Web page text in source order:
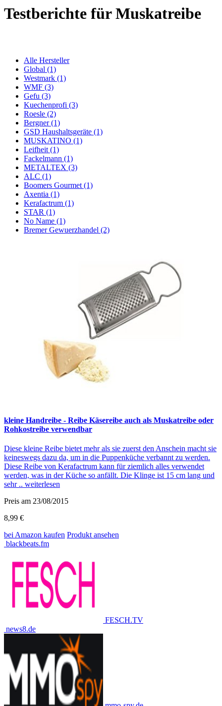
Testberichte für Muskatreibe
Alle Hersteller
Global (1)
Westmark (1)
WMF (3)
Gefu (3)
Kuechenprofi (3)
Roesle (2)
Bergner (1)
GSD Haushaltsgeräte (1)
MUSKATINO (1)
Leifheit (1)
Fackelmann (1)
METALTEX (3)
ALC (1)
Boomers Gourmet (1)
Axentia (1)
Kerafactrum (1)
STAR (1)
No Name (1)
Bremer Gewuerzhandel (2)
kleine Handreibe - Reibe Käsereibe auch als Muskatreibe oder
Rohkostreibe verwendbar
Diese kleine Reibe bietet mehr als sie zuerst den Anschein macht sie
keineswegs dazu da, um in die Puppenküche verbannt zu werden.
Diese Reibe von Kerafactrum kann für ziemlich alles verwendet
werden, was in der Küche so anfällt. Die Klinge ist 15 cm lang und
sehr .. weiterlesen
Preis am 23/08/2015
8,99 €
bei Amazon kaufen Produkt ansehen
blackbeats.fm
FESCH.TV
news8.de